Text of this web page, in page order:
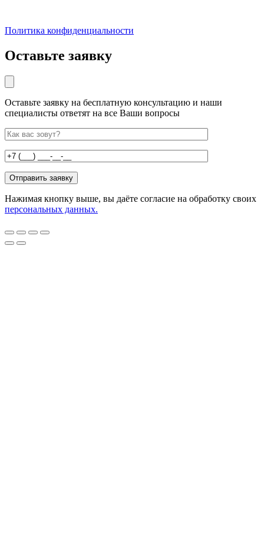
Политика конфиденциальности
Оставьте заявку
Оставьте заявку на бесплатную консультацию и наши
специалисты ответят на все Ваши вопросы
Нажимая кнопку выше, вы даёте согласие на обработку своих
персональных данных.